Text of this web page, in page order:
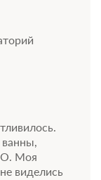
ванны,
Моя
виделись